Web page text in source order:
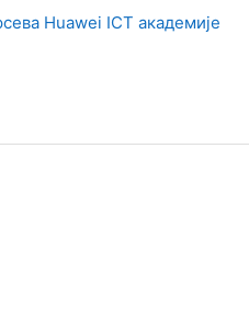
Huawei ICT академије